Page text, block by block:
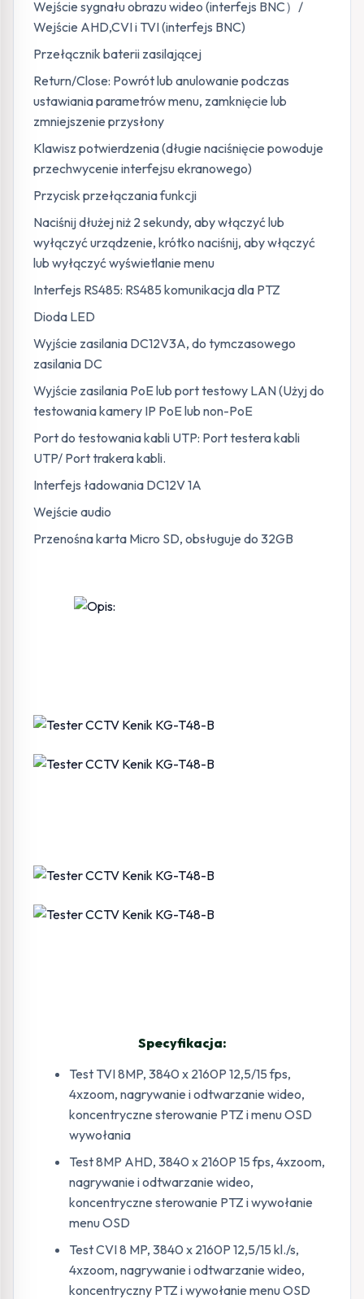
Wejście sygnału obrazu wideo (interfejs BNC）/
Wejście AHD,CVI i TVI (interfejs BNC)
Przełącznik baterii zasilającej
Return/Close: Powrót lub anulowanie podczas
ustawiania parametrów menu, zamknięcie lub
zmniejszenie przysłony
Klawisz potwierdzenia (długie naciśnięcie powoduje
przechwycenie interfejsu ekranowego)
Przycisk przełączania funkcji
Naciśnij dłużej niż 2 sekundy, aby włączyć lub
wyłączyć urządzenie, krótko naciśnij, aby włączyć
lub wyłączyć wyświetlanie menu
Interfejs RS485: RS485 komunikacja dla PTZ
Dioda LED
Wyjście zasilania DC12V3A, do tymczasowego
zasilania DC
Wyjście zasilania PoE lub port testowy LAN (Użyj do
testowania kamery IP PoE lub non-PoE
Port do testowania kabli UTP: Port testera kabli
UTP/ Port trakera kabli.
Interfejs ładowania DC12V 1A
Wejście audio
Przenośna karta Micro SD, obsługuje do 32GB
Specyfikacja:
Test TVI 8MP, 3840 x 2160P 12,5/15 fps,
4xzoom, nagrywanie i odtwarzanie wideo,
koncentryczne sterowanie PTZ i menu OSD
wywołania
Test 8MP AHD, 3840 x 2160P 15 fps, 4xzoom,
nagrywanie i odtwarzanie wideo,
koncentryczne sterowanie PTZ i wywołanie
menu OSD
Test CVI 8 MP, 3840 x 2160P 12,5/15 kl./s,
4xzoom, nagrywanie i odtwarzanie wideo,
koncentryczny PTZ i wywołanie menu OSD